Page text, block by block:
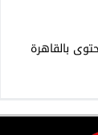
بالقاهرة